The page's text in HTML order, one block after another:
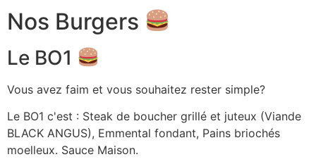
Nos Burgers
Le BO1
Vous avez faim et vous souhaitez rester simple?
Le BO1 c'est : Steak de boucher grillé et juteux (Viande
BLACK ANGUS), Emmental fondant, Pains briochés
moelleux. Sauce Maison.